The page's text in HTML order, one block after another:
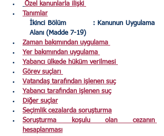
Özel kanunlarla ilişki
Tanımlar
İkinci Bölüm
: Kanunun Uygulama
Alanı (Madde 7-19)
Zaman bakımından uygulama
Yer bakımından uygulama
Yabancı ülkede hüküm verilmesi
Görev suçları
Vatandaş tarafından işlenen suç
Yabancı tarafından işlenen suç
Diğer suçlar
Seçimlik cezalarda soruşturma
Soruşturma koşulu olan cezanın
hesaplanması